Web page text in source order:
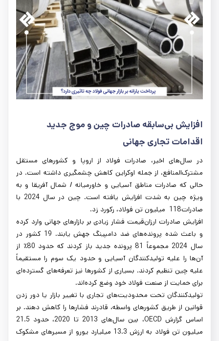
افزایش بی‌سابقه صادرات چین و موج جدید
اقدامات تجاری جهانی
در سال‌های اخیر، صادرات فولاد از اروپا و کشورهای مستقل
مشترک‌المنافع، از جمله اوکراین کاهش چشمگیری داشته است. در
حالی که صادرات مناطق آسیایی و خاورمیانه / شمال آفریقا و به‌
ویژه چین به شدت افزایش یافته است. چین در سال 2024 با
صادرات118 میلیون تن فولاد، رکورد زد.
افزایش صادرات ارزان‌قیمت فشار زیادی بر بازارهای جهانی وارد کرده
و باعث شده پرونده‌های ضد دامپینگ جهش یابند. 19 کشور در
سال 2024 مجموعاً 81 پرونده جدید باز کردند که حدود 80٪ از
آن‌ها را علیه تولیدکنندگان آسیایی و حدود یک‌ سوم را مستقیماً
علیه چین تنظیم کردند. بسیاری از کشورها نیز تعرفه‌های گسترده‌ای
برای حمایت از صنعت فولاد خود وضع کرده‌اند.
تولیدکنندگان تحت محدودیت‌های تجاری با تغییر بازار یا دور زدن
قوانین از طریق کشورهای واسطه، قادرند فشارها را کاهش دهند. بر
اساس گزارش OECD، بین سال‌های 2013 تا 2020، حدود 21.5
میلیون تن فولاد به ارزش 13.3 میلیارد یورو از مسیرهای مشکوک